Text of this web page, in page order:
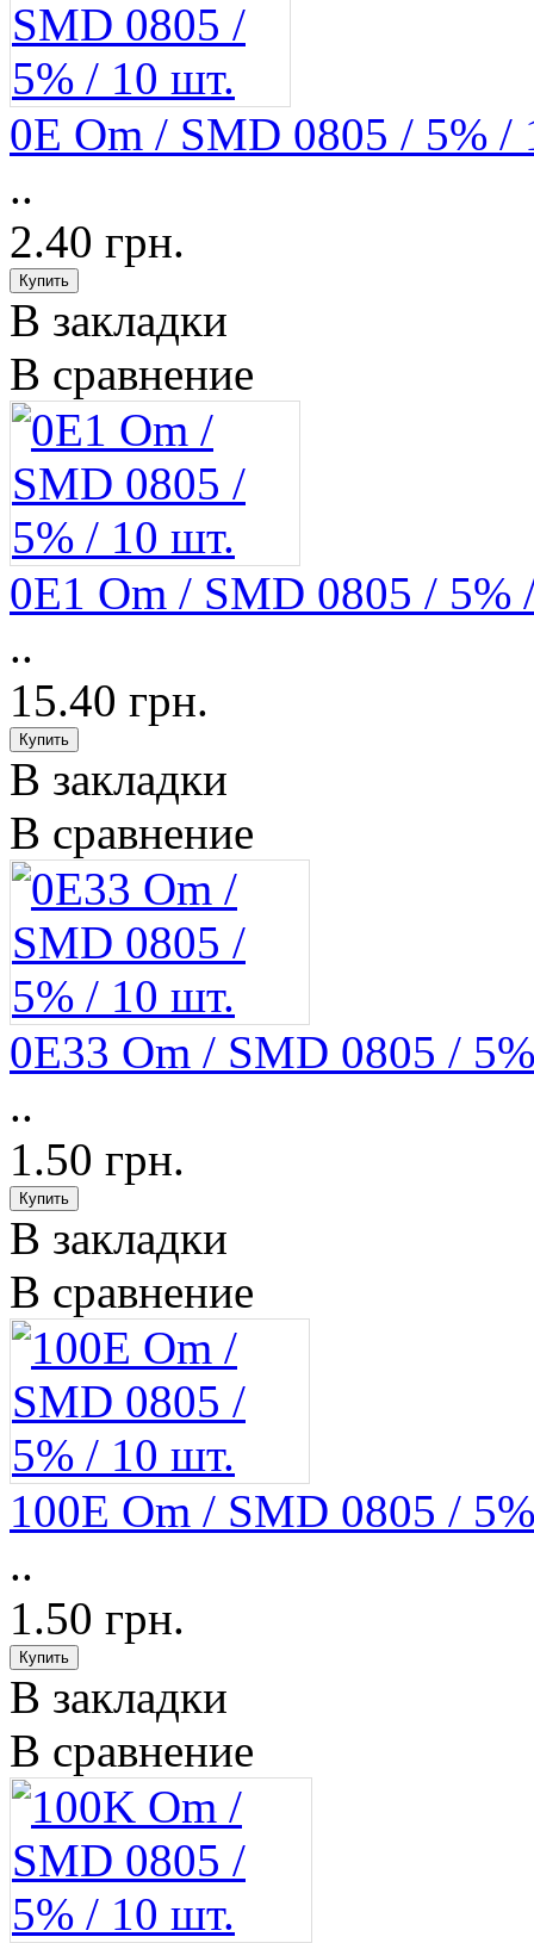
0E Om / SMD 0805 / 5% /
..
2.40 грн.
В закладки
В сравнение
0E1 Om / SMD 0805 / 5%
..
15.40 грн.
В закладки
В сравнение
0E33 Om / SMD 0805 /
..
1.50 грн.
В закладки
В сравнение
100E Om / SMD 0805 /
..
1.50 грн.
В закладки
В сравнение